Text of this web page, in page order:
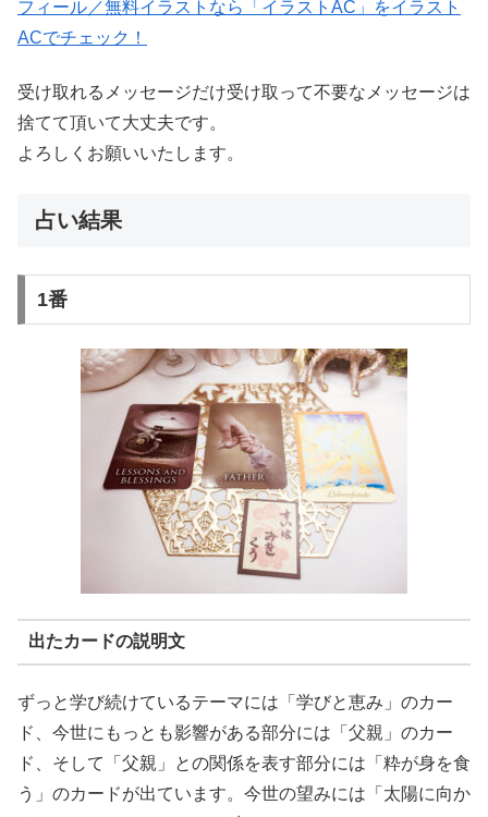
フィール／無料イラストなら「イラストAC」をイラスト
ACでチェック！
受け取れるメッセージだけ受け取って不要なメッセージは
捨てて頂いて大丈夫です。
よろしくお願いいたします。
占い結果
1番
出たカードの説明文
ずっと学び続けているテーマには「学びと恵み」のカー
ド、今世にもっとも影響がある部分には「父親」のカー
ド、そして「父親」との関係を表す部分には「粋が身を食
う」のカードが出ています。今世の望みには「太陽に向か